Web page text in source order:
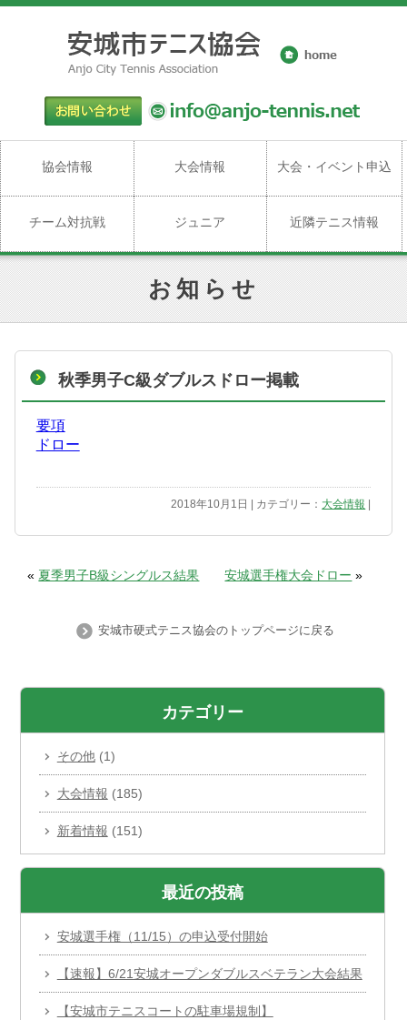
協会情報 大会情報 大会・イベント申込
チーム対抗戦 ジュニア 近隣テニス情報
お知らせ
秋季男子C級ダブルスドロー掲載
要項
ドロー
2018年10月1日 | カテゴリー： 大会情報
« 夏季男子B級シングルス結果 安城選手権大会ドロー »
安城市硬式テニス協会のトップページに戻る
カテゴリー
その他(1)
大会情報 (185)
新着情報 (151)
最近の投稿
安城選手権（11/15）の申込受付開始
【速報】6/21安城オープンダブルスベテラン大会結果
【安城市テニスコートの駐車場規制】